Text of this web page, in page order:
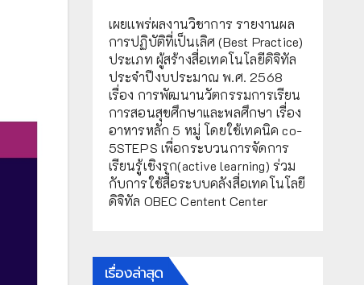
เผยเเพร่ผลงานวิชาการ รายงานผล
การปฏิบัติที่เป็นเลิศ (Best Practice)
ประเภท ผู้สร้างสื่อเทคโนโลยีดิจิทัล
ประจำปีงบประมาณ พ.ศ. 2568
เรื่อง การพัฒนานวัตกรรมการเรียน
การสอนสุขศึกษาและพลศึกษา เรื่อง
อาหารหลัก 5 หมู่ โดยใช้เทคนิค co-
5STEPS เพื่อกระบวนการจัดการ
เรียนรู้เชิงรุก(active learning) ร่วม
กับการใช้สื่อระบบคลังสื่อเทคโนโลยี
ดิจิทัล OBEC Centent Center
เรื่องล่าสุด